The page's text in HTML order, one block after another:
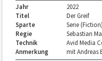
Jahr
2022
Titel
Der Greif
Sparte
Serie
Regie
Sebastian
Technik
Avid Media
Anmerkung
mit Andreas